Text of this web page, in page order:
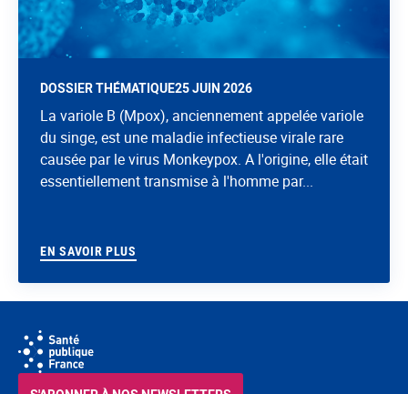
DOSSIER THÉMATIQUE25 JUIN 2026
La variole B (Mpox), anciennement appelée variole
du singe, est une maladie infectieuse virale rare
causée par le virus Monkeypox. A l'origine, elle était
essentiellement transmise à l'homme par...
EN SAVOIR PLUS